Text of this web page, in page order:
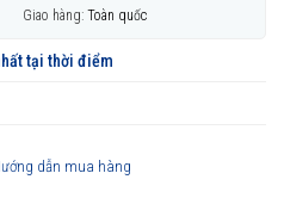
Giao hàng: Toàn quốc
tại thời điểm
dẫn mua hàng